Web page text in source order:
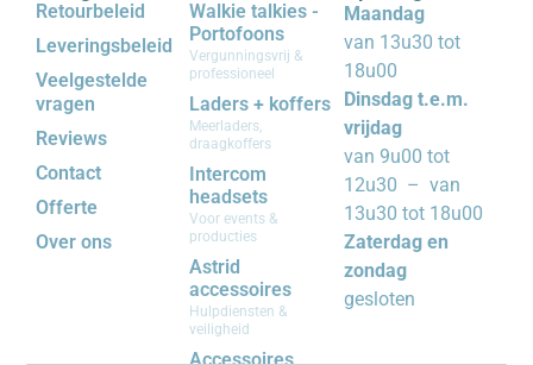
Retourbeleid
Leveringsbeleid
Veelgestelde
vragen
Reviews
Contact
Offerte
Over ons
Walkie talkies -
Portofoons
Vergunningsvrij &
professioneel
Laders + koffers
Meerladers,
draagkoffers
Intercom
headsets
Voor events &
producties
Astrid
accessoires
Hulpdiensten &
veiligheid
Accessoires
Maandag
van 13u30 tot
18u00
Dinsdag t.e.m.
vrijdag
van 9u00 tot
12u30 – van
13u30 tot 18u00
Zaterdag en
zondag
gesloten